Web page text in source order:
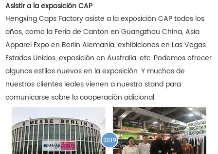
Asistir a la exposición CAP
Hengxing Caps Factory asiste a la exposición CAP todos los
años, como la Feria de Canton en Guangzhou China, Asia
Apparel Expo en Berlin Alemania, exhibiciones en Las Vegas
Estados Unidos, exposición en Australia, etc. Podemos ofrecer
algunos estilos nuevos en la exposición. Y muchos de
nuestros clientes leales vienen a nuestro stand para
comunicarse sobre la cooperación adicional.